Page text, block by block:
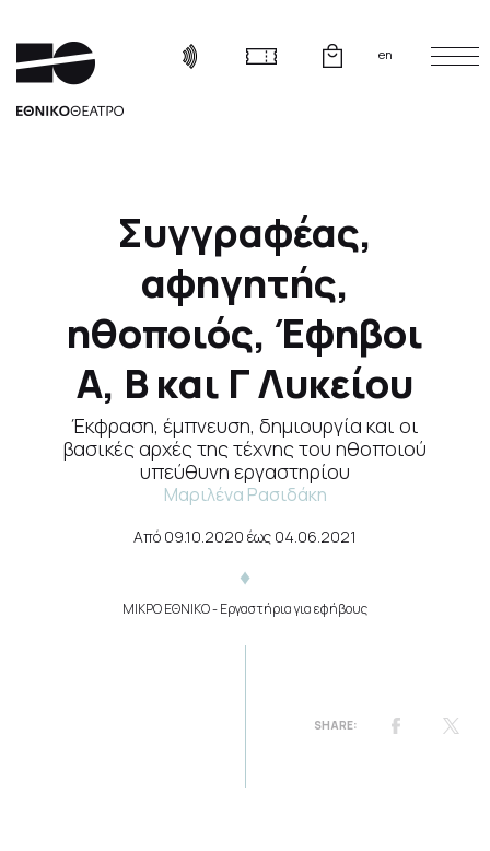
en
Συγγραφέας,
αφηγητής,
ηθοποιός, Έφηβοι
Α, Β και Γ Λυκείου
Έκφραση, έμπνευση, δημιουργία και οι
βασικές αρχές της τέχνης του ηθοποιού
υπεύθυνη εργαστηρίου
Μαριλένα Ρασιδάκη
Από 09.10.2020 έως 04.06.2021
ΜΙΚΡΟ ΕΘΝΙΚΟ- Εργαστήρια για εφήβους